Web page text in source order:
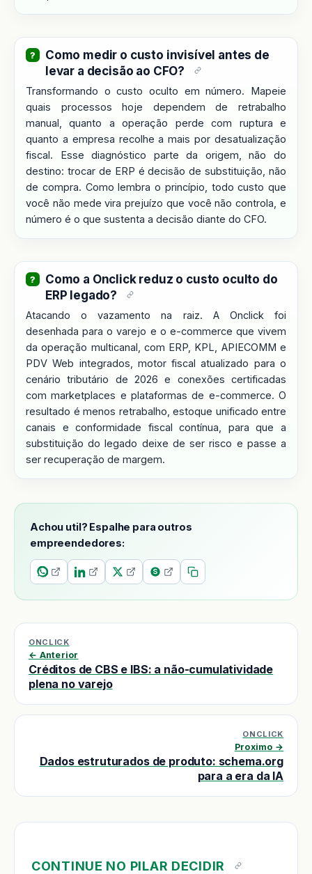
Como medir o custo invisível antes de
levar a decisão ao CFO?
Transformando o custo oculto em número. Mapeie
quais processos hoje dependem de retrabalho
manual, quanto a operação perde com ruptura e
quanto a empresa recolhe a mais por desatualização
fiscal. Esse diagnóstico parte da origem, não do
destino: trocar de ERP é decisão de substituição, não
de compra. Como lembra o princípio, todo custo que
você não mede vira prejuízo que você não controla, e
número é o que sustenta a decisão diante do CFO.
Como a Onclick reduz o custo oculto do
ERP legado?
Atacando o vazamento na raiz. A Onclick foi
desenhada para o varejo e o e-commerce que vivem
da operação multicanal, com ERP, KPL, APIECOMM e
PDV Web integrados, motor fiscal atualizado para o
cenário tributário de 2026 e conexões certificadas
com marketplaces e plataformas de e-commerce. O
resultado é menos retrabalho, estoque unificado entre
canais e conformidade fiscal contínua, para que a
substituição do legado deixe de ser risco e passe a
ser recuperação de margem.
Achou util? Espalhe para outros
empreendedores:
ONCLICK
← Anterior
Créditos de CBS e IBS: a não-cumulatividade
plena no varejo
ONCLICK
Proximo →
Dados estruturados de produto: schema.org
para a era da IA
CONTINUE NO PILAR DECIDIR